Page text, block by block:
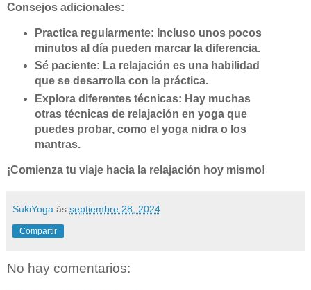
Consejos adicionales:
Practica regularmente: Incluso unos pocos
minutos al día pueden marcar la diferencia.
Sé paciente: La relajación es una habilidad
que se desarrolla con la práctica.
Explora diferentes técnicas: Hay muchas
otras técnicas de relajación en yoga que
puedes probar, como el yoga nidra o los
mantras.
¡Comienza tu viaje hacia la relajación hoy mismo!
SukiYoga às septiembre 28, 2024
Compartir
No hay comentarios: